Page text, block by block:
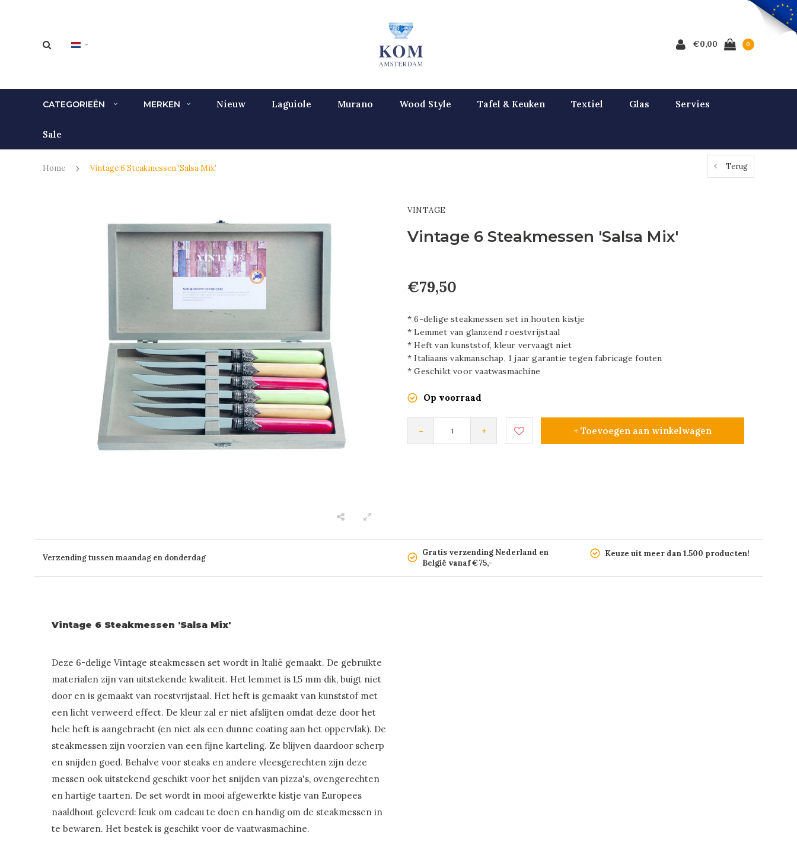
€0,00 0
CATEGORIEËN MERKEN Nieuw Laguiole Murano Wood Style Tafel & Keuken Textiel Glas Servies
Sale
Home Vintage 6 Steakmessen 'Salsa Mix' Terug
VINTAGE
Vintage 6 Steakmessen 'Salsa Mix'
€79,50
* 6-delige steakmessen set in houten kistje
* Lemmet van glanzend roestvrijstaal
* Heft van kunststof, kleur vervaagt niet
* Italiaans vakmanschap, 1 jaar garantie tegen fabricage fouten
* Geschikt voor vaatwasmachine
Op voorraad
- + + Toevoegen aan winkelwagen
Verzending tussen maandag en donderdag
Gratis verzending Nederland en
België vanaf €75,-
Keuze uit meer dan 1.500 producten!
Vintage 6 Steakmessen 'Salsa Mix'
Deze 6-delige Vintage steakmessen set wordt in Italië gemaakt. De gebruikte
materialen zijn van uitstekende kwaliteit. Het lemmet is 1,5 mm dik, buigt niet
door en is gemaakt van roestvrijstaal. Het heft is gemaakt van kunststof met
een licht verweerd effect. De kleur zal er niet afslijten omdat deze door het
hele heft is aangebracht (en niet als een dunne coating aan het oppervlak). De
steakmessen zijn voorzien van een fijne karteling. Ze blijven daardoor scherp
en snijden goed. Behalve voor steaks en andere vleesgerechten zijn deze
messen ook uitstekend geschikt voor het snijden van pizza's, ovengerechten
en hartige taarten. De set wordt in mooi afgewerkte kistje van Europees
naaldhout geleverd: leuk om cadeau te doen en handig om de steakmessen in
te bewaren. Het bestek is geschikt voor de vaatwasmachine.